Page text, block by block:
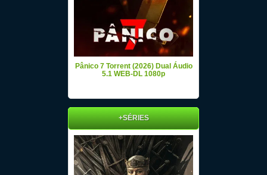
Pânico 7 Torrent (2026) Dual Áudio
5.1 WEB-DL 1080p
+SÉRIES